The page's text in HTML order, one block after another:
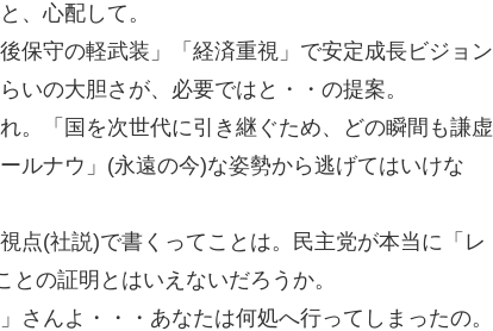
、心配して。
保守の軽武装」「経済重視」で安定成長ビジョン
いの大胆さが、必要ではと・・の提案。
。「国を次世代に引き継ぐため、どの瞬間も謙虚
ルナウ」(永遠の今)な姿勢から逃げてはいけな
点(社説)で書くってことは。民主党が本当に「レ
の証明とはいえないだろうか。
さんよ・・・あなたは何処へ行ってしまったの。